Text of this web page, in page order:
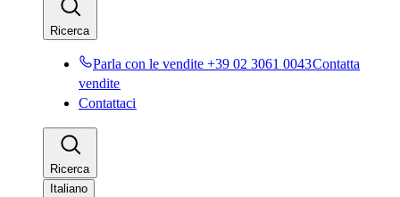
Ricerca​​
Parla con le vendite +39 02 3061 0043​​Contatta
vendite​​
Contattaci​​
Ricerca​​
Italiano